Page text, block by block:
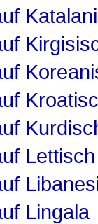
Lettisch
Lingala